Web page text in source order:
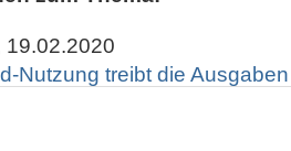
19.02.2020
Nutzung treibt die